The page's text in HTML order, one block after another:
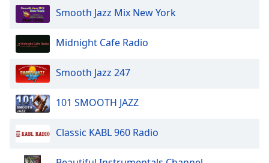
window.
Escape
cancel
and
close
window.
Smooth Jazz Mix New York
Midnight Cafe Radio
Smooth Jazz 247
101 SMOOTH JAZZ
Classic KABL 960 Radio